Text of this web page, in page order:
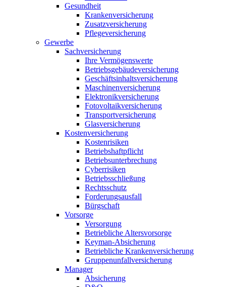
Gesundheit
Krankenversicherung
Zusatzversicherung
Pflegeversicherung
Gewerbe
Sachversicherung
Ihre Vermögenswerte
Betriebsgebäudeversicherung
Geschäftsinhaltsversicherung
Maschinenversicherung
Elektronikversicherung
Fotovoltaikversicherung
Transportversicherung
Glasversicherung
Kostenversicherung
Kostenrisiken
Betriebshaftpflicht
Betriebsunterbrechung
Cyberrisiken
Betriebsschließung
Rechtsschutz
Forderungsausfall
Bürgschaft
Vorsorge
Versorgung
Betriebliche Altersvorsorge
Keyman-Absicherung
Betriebliche Krankenversicherung
Gruppenunfallversicherung
Manager
Absicherung